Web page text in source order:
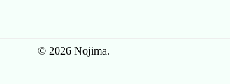
© 2026 Nojima.